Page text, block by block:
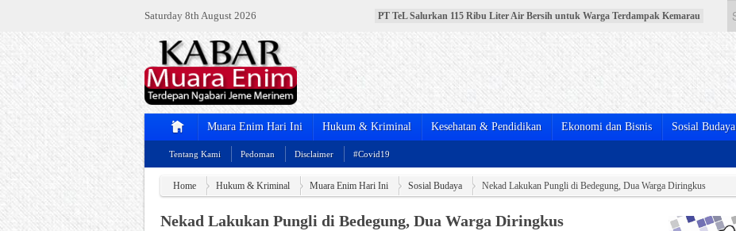
Saturday 8th August 2026
PT TeL Salurkan 115 Ribu Liter Air Bersih untuk Warga Terdampak Kemarau
PT TeL Gandeng Pemerintah dan Warga Bersihkan Sungai Lematang, Wujud
Nyata Komitmen Jaga Lingkungan
Pelantikan Pengurus DPD PPNI Muara Enim Periode 2025-2030 Berlangsung
Meriah
Menebar Keikhlasan dan Menguatkan Kebersamaan, Pemkab Muara Enim
Salurkan Hewan Kurban Idul Adha 1447 H
BPJS Kesehatan Resmikan MPP Full Shifting di Muara Enim, Pelayanan JKN
Kini Lebih Mudah, Cepat, dan Terintegrasi
Muara Enim Hari Ini Hukum & Kriminal Kesehatan & Pendidikan Ekonomi dan Bisnis Sosial Budaya
Tentang Kami Pedoman Disclaimer #Covid19
Home Hukum & Kriminal Muara Enim Hari Ini Sosial Budaya Nekad Lakukan Pungli di Bedegung, Dua Warga Diringkus
Nekad Lakukan Pungli di Bedegung, Dua Warga Diringkus